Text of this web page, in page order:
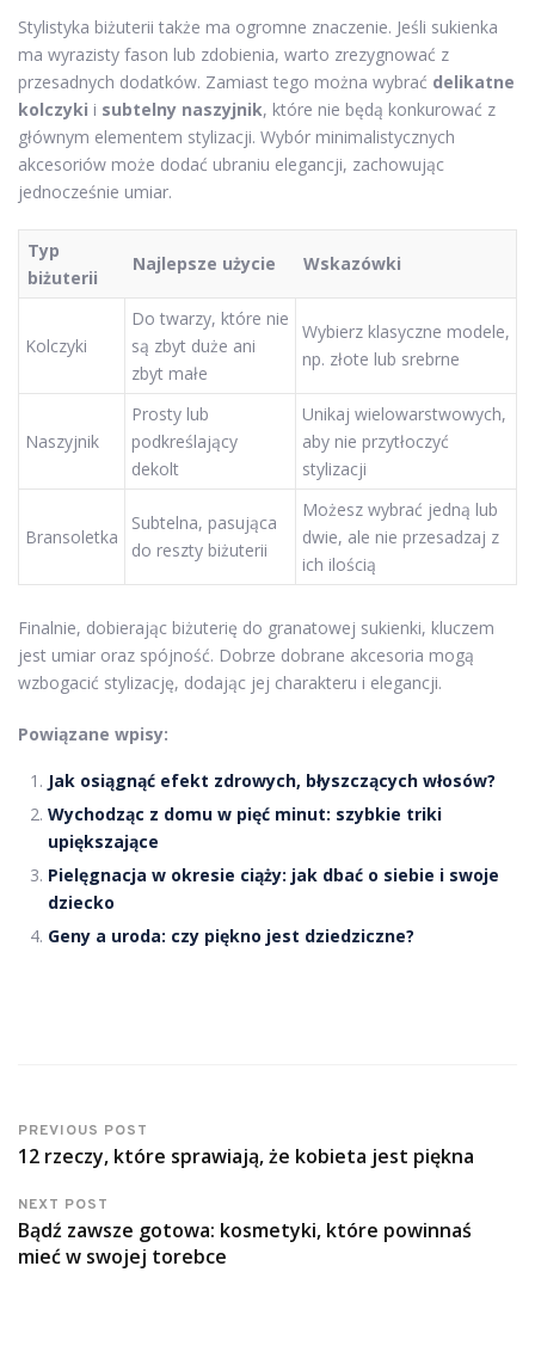
Stylistyka biżuterii także ma ogromne znaczenie. Jeśli sukienka
ma wyrazisty fason lub zdobienia, warto zrezygnować z
przesadnych dodatków. Zamiast tego można wybrać delikatne
kolczyki i subtelny naszyjnik, które nie będą konkurować z
głównym elementem stylizacji. Wybór minimalistycznych
akcesoriów może dodać ubraniu elegancji, zachowując
jednocześnie umiar.
Typ
biżuterii
Najlepsze użycie Wskazówki
Kolczyki
Do twarzy, które nie
są zbyt duże ani
zbyt małe
Wybierz klasyczne modele,
np. złote lub srebrne
Naszyjnik
Prosty lub
podkreślający
dekolt
Unikaj wielowarstwowych,
aby nie przytłoczyć
stylizacji
Bransoletka
Subtelna, pasująca
do reszty biżuterii
Możesz wybrać jedną lub
dwie, ale nie przesadzaj z
ich ilością
Finalnie, dobierając biżuterię do granatowej sukienki, kluczem
jest umiar oraz spójność. Dobrze dobrane akcesoria mogą
wzbogacić stylizację, dodając jej charakteru i elegancji.
Powiązane wpisy:
Jak osiągnąć efekt zdrowych, błyszczących włosów?
Wychodząc z domu w pięć minut: szybkie triki
upiększające
Pielęgnacja w okresie ciąży: jak dbać o siebie i swoje
dziecko
Geny a uroda: czy piękno jest dziedziczne?
PREVIOUS POST
12 rzeczy, które sprawiają, że kobieta jest piękna
NEXT POST
Bądź zawsze gotowa: kosmetyki, które powinnaś
mieć w swojej torebce